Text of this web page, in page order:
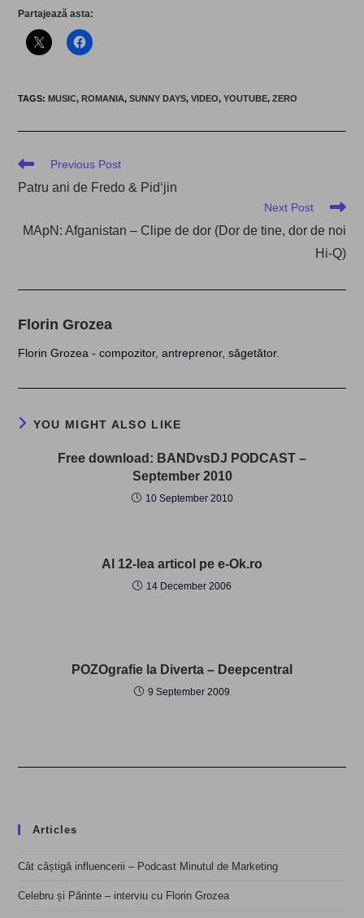
Partajează asta:
TAGS:MUSIC, ROMANIA, SUNNY DAYS, VIDEO, YOUTUBE, ZERO
Read
articles
Previous Post
Patru ani de Fredo & Pid‘jin
Next Post
MApN: Afganistan – Clipe de dor (Dor de tine, dor de noi
Hi-Q)
Florin Grozea
Florin Grozea - compozitor, antreprenor, săgetător.
YOU MIGHT ALSO LIKE
Free download: BANDvsDJ PODCAST –
September 2010
10 September 2010
Al 12-lea articol pe e-Ok.ro
14 December 2006
POZOgrafie la Diverta – Deepcentral
9 September 2009
Articles
Cât câștigă influencerii – Podcast Minutul de Marketing
Celebru și Părinte – interviu cu Florin Grozea